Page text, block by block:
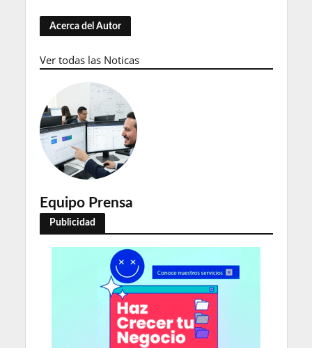
Acerca del Autor
Ver todas las Noticas
Equipo Prensa
Publicidad